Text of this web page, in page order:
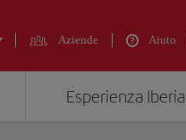
Aziende Aiuto
Esperienza Iberia